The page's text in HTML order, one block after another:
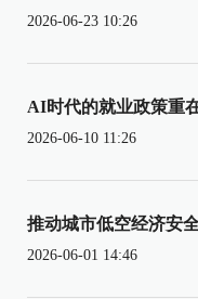
2026-06-23 10:26
AI时代的就业政策重
2026-06-10 11:26
推动城市低空经济安
2026-06-01 14:46